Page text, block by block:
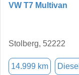
VW T7 Multivan
Stolberg, 52222
14.999 km Diesel